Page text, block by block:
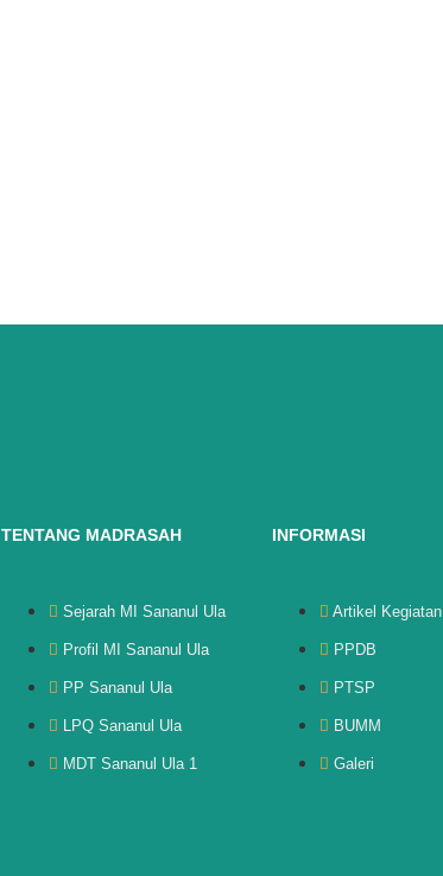
TENTANG MADRASAH
Sejarah MI Sananul Ula
Profil MI Sananul Ula
PP Sananul Ula
LPQ Sananul Ula
MDT Sananul Ula 1
INFORMASI
Artikel Kegiatan
PPDB
PTSP
BUMM
Galeri